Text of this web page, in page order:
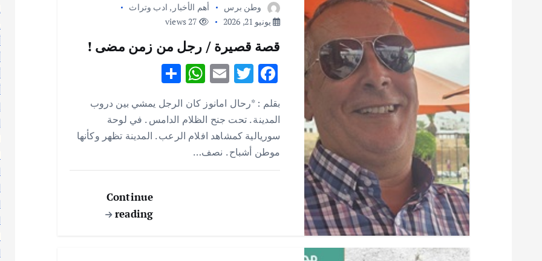
وطن برس أهم الأخبار , ادب وتراث
يونيو 21, 2026
قصة قصيرة / رجل من زمن مضى !
F
ac
e
b
o
o
T
w
it
te
r
E
m
ai
l
W
h
at
s
A
p
S
ar
e
بقلم : *رحال امانوز كان الرجل يمشي بين دروب
المدينة . تحت جنح الظلام الدامس . في لوحة
سوريالية كمشاهد افلام الرعب . المدينة تظهر وكأنها
موطن أشباح . نصف…
Continue
reading